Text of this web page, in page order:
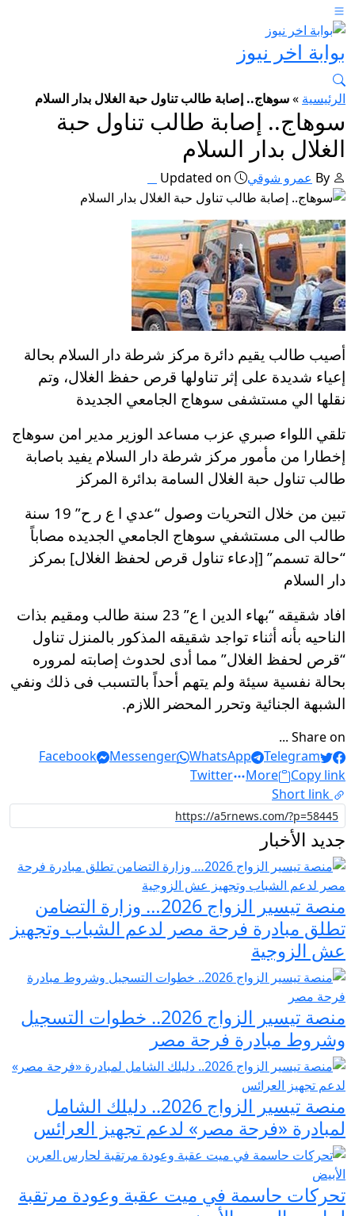
بوابة اخر نيوز
الرئيسية »سوهاج.. إصابة طالب تناول حبة الغلال بدار السلام
سوهاج.. إصابة طالب تناول حبة
الغلال بدار السلام
By عمرو شوقي Updated on
أصيب طالب يقيم دائرة مركز شرطة دار السلام بحالة
إعياء شديدة على إثر تناولها قرص حفظ الغلال، وتم
نقلها الي مستشفى سوهاج الجامعي الجديدة
تلقي اللواء صبري عزب مساعد الوزير مدير امن سوهاج
إخطارا من مأمور مركز شرطة دار السلام يفيد باصابة
طالب تناول حبة الغلال السامة بدائرة المركز
تبين من خلال التحريات وصول “عدي ا ع ر ح” 19 سنة
طالب الى مستشفي سوهاج الجامعي الجديده مصاباً
“حالة تسمم” [إدعاء تناول قرص لحفظ الغلال] بمركز
دار السلام
افاد شقيقه “بهاء الدين ا ع” 23 سنة طالب ومقيم بذات
الناحيه بأنه أثناء تواجد شقيقه المذكور بالمنزل تناول
“قرص لحفظ الغلال” مما أدى لحدوث إصابته لمروره
بحالة نفسية سيئة ولم يتهم أحداً بالتسبب فى ذلك ونفي
الشبهة الجنائية وتحرر المحضر اللازم.
Share on ...
Facebook
Messenger WhatsApp
Telegram
Twitter
More
Copy link
Short link
جديد الأخبار
منصة تيسير الزواج 2026… وزارة التضامن
تطلق مبادرة فرحة مصر لدعم الشباب وتجهيز
عش الزوجية
منصة تيسير الزواج 2026.. خطوات التسجيل
وشروط مبادرة فرحة مصر
منصة تيسير الزواج 2026.. دليلك الشامل
لمبادرة «فرحة مصر» لدعم تجهيز العرائس
تحركات حاسمة في ميت عقبة وعودة مرتقبة